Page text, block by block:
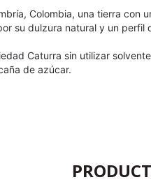
Colombia, una tierra con
su dulzura natural y un perfil
Caturra sin utilizar
de azúcar.